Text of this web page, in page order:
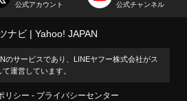
公式アカウント
公式チャンネル
ナビ Yahoo! JAPAN
のサービスであり、LINEヤフー株式会社がス
運営しています。
リシー
プライバシーセンター